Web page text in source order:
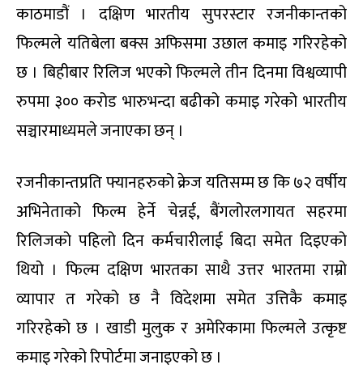
काठमाडौं । दक्षिण भारतीय सुपरस्टार रजनीकान्तको
फिल्मले यतिबेला बक्स अफिसमा उछाल कमाइ गरिरहेको
छ । बिहीबार रिलिज भएको फिल्मले तीन दिनमा विश्वव्यापी
रुपमा ३०० करोड भारुभन्दा बढीको कमाइ गरेको भारतीय
सञ्चारमाध्यमले जनाएका छन् ।
रजनीकान्तप्रति फ्यानहरुको क्रेज यतिसम्म छ कि ७२ वर्षीय
अभिनेताको फिल्म हेर्ने चेन्नई, बैंगलोरलगायत सहरमा
रिलिजको पहिलो दिन कर्मचारीलाई बिदा समेत दिइएको
थियो । फिल्म दक्षिण भारतका साथै उत्तर भारतमा राम्रो
व्यापार त गरेको छ नै विदेशमा समेत उत्तिकै कमाइ
गरिरहेको छ । खाडी मुलुक र अमेरिकामा फिल्मले उत्कृष्ट
कमाइ गरेको रिपोर्टमा जनाइएको छ ।